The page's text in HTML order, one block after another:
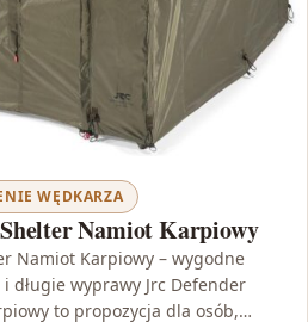
WĘDKARZA
Namiot Karpiowy
Namiot Karpiowy – wygodne
długie wyprawy Jrc Defender
to propozycja dla osób,…